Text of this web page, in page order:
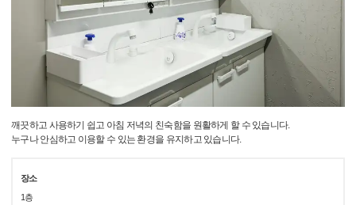
깨끗하고 사용하기 쉽고 아침 저녁의 친숙함을 원활하게 할 수 있습니다.
누구나 안심하고 이용할 수 있는 환경을 유지하고 있습니다.
장소
1층